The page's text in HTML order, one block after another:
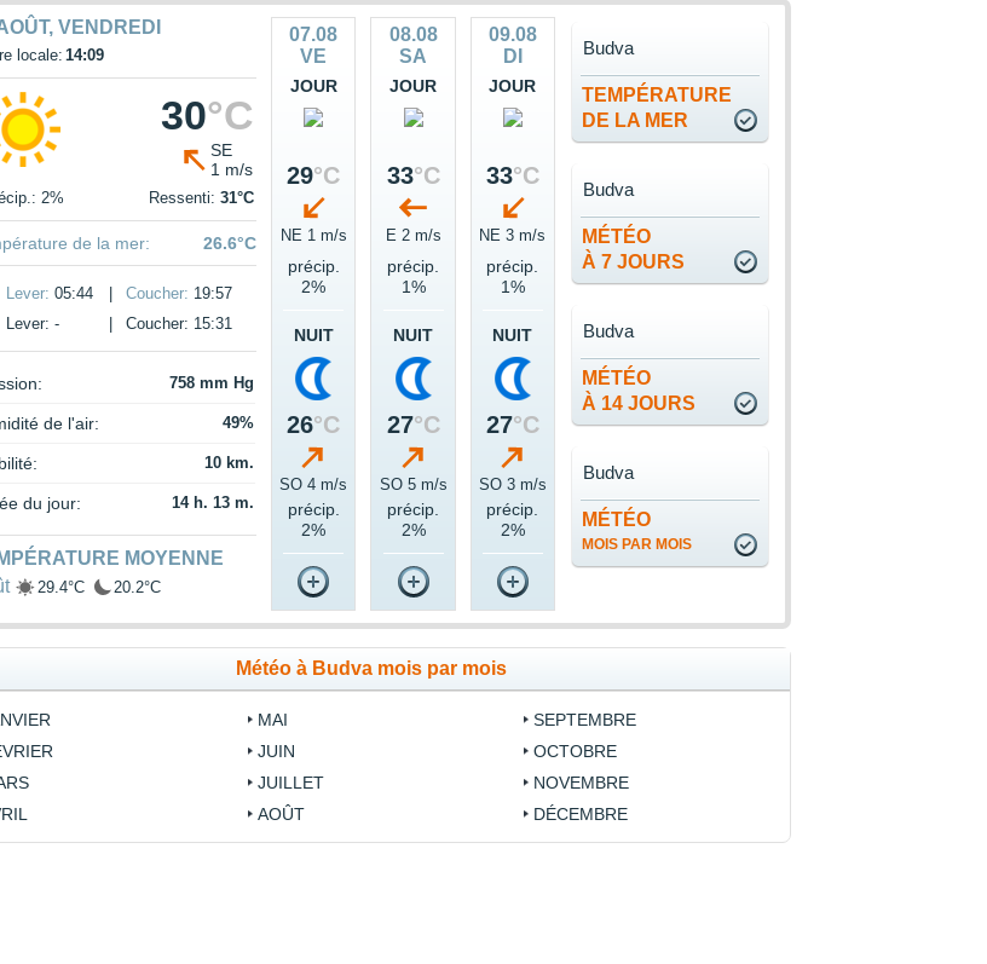
VENDREDI
locale: 14:09
30°C
SE
1 m/s
2% Ressenti:31°C
de la mer: 26.6°C
Lever: 05:44 Coucher: 19:57
Lever: -
Coucher: 15:31
758 mm Hg
de l'air: 49%
10 km.
du jour: 14 h. 13 m.
MOYENNE
29.4°C 20.2°C
07.08
VE
JOUR
29°C
NE 1 m/s
précip.
2%
NUIT
26°C
SO 4 m/s
précip.
2%
08.08
SA
JOUR
33°C
E 2 m/s
précip.
1%
NUIT
27°C
SO 5 m/s
précip.
2%
09.08
DI
JOUR
33°C
NE 3 m/s
précip.
1%
NUIT
27°C
SO 3 m/s
précip.
2%
TEMPÉRATURE
DE LA MER
Budva
MÉTÉO
À 7 JOURS
Budva
MÉTÉO
À 14 JOURS
Budva
MÉTÉO
MOIS PAR MOIS
Budva
Météo à Budva mois par mois
MAI
JUIN
JUILLET
AOÛT
SEPTEMBRE
OCTOBRE
NOVEMBRE
DÉCEMBRE